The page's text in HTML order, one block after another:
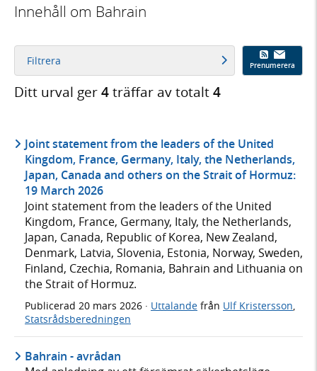
Innehåll om Bahrain
Filtrera Prenumerera
Ditt urval ger4träffar av totalt4
Joint statement from the leaders of the United
Kingdom, France, Germany, Italy, the Netherlands,
Japan, Canada and others on the Strait of Hormuz:
19 March 2026
Joint statement from the leaders of the United
Kingdom, France, Germany, Italy, the Netherlands,
Japan, Canada, Republic of Korea, New Zealand,
Denmark, Latvia, Slovenia, Estonia, Norway, Sweden,
Finland, Czechia, Romania, Bahrain and Lithuania on
the Strait of Hormuz.
Publicerad 20 mars 2026 · Uttalande från Ulf Kristersson,
Statsrådsberedningen
Bahrain - avrådan